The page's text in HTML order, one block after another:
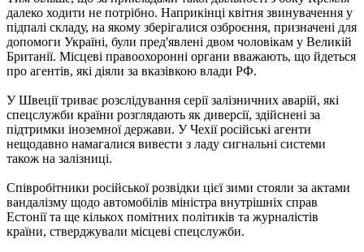
далеко ходити не потрібно. Наприкінці квітня звинувачення у
підпалі складу, на якому зберігалися озброєння, призначені для
допомоги Україні, були пред'явлені двом чоловікам у Великій
Британії. Місцеві правоохоронні органи вважають, що йдеться
про агентів, які діяли за вказівкою влади РФ.
У Швеції триває розслідування серії залізничних аварій, які
спецслужби країни розглядають як диверсії, здійснені за
підтримки іноземної держави. У Чехії російські агенти
нещодавно намагалися вивести з ладу сигнальні системи
також на залізниці.
Співробітники російської розвідки цієї зими стояли за актами
вандалізму щодо автомобілів міністра внутрішніх справ
Естонії та ще кількох помітних політиків та журналістів
країни, стверджували місцеві спецслужби.